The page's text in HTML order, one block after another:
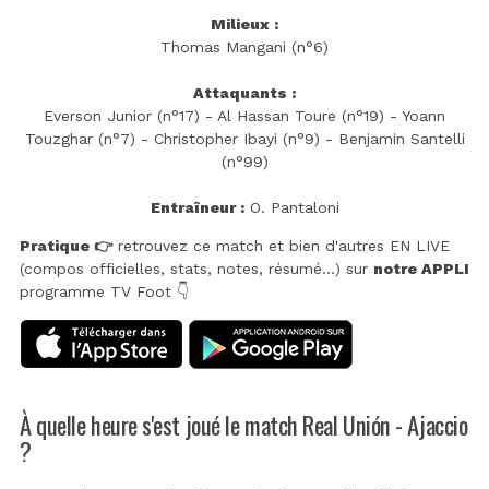
Milieux :
Thomas Mangani (n°6)
Attaquants :
Everson Junior (n°17) - Al Hassan Toure (n°19) - Yoann
Touzghar (n°7) - Christopher Ibayi (n°9) - Benjamin Santelli
(n°99)
Entraîneur :O. Pantaloni
Pratique 👉retrouvez ce match et bien d'autres EN LIVE
(compos officielles, stats, notes, résumé...) sur notre APPLI
programme TV Foot 👇
À quelle heure s'est joué le match Real Unión - Ajaccio
?